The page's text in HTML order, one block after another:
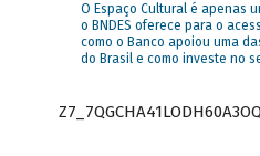
O Espaço Cultural é apenas
o BNDES oferece para o
como o Banco apoiou uma
do Brasil e como investe no